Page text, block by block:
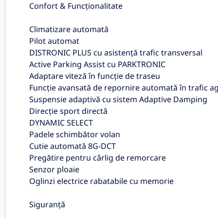
Confort & Funcționalitate
Climatizare automată
Pilot automat
DISTRONIC PLUS cu asistență trafic transversal
Active Parking Assist cu PARKTRONIC
Adaptare viteză în funcție de traseu
Funcție avansată de repornire automată în trafic
Suspensie adaptivă cu sistem Adaptive Damping
Direcție sport directă
DYNAMIC SELECT
Padele schimbător volan
Cutie automată 8G-DCT
Pregătire pentru cârlig de remorcare
Senzor ploaie
Oglinzi electrice rabatabile cu memorie
Siguranță